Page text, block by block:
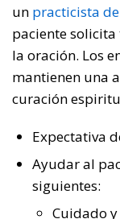
un practicista
paciente
la oración. Los
mantienen una
curación
Expectativa
Ayudar al
siguientes:
Cuidado